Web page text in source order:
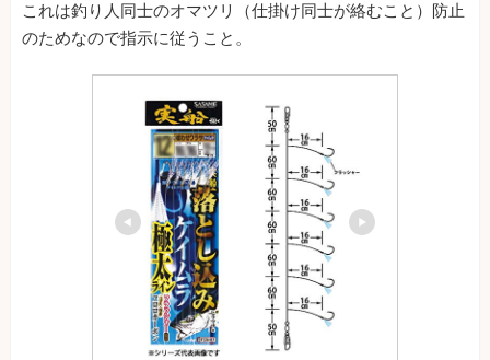
これは釣り人同士のオマツリ（仕掛け同士が絡むこと）防止
のためなので指示に従うこと。